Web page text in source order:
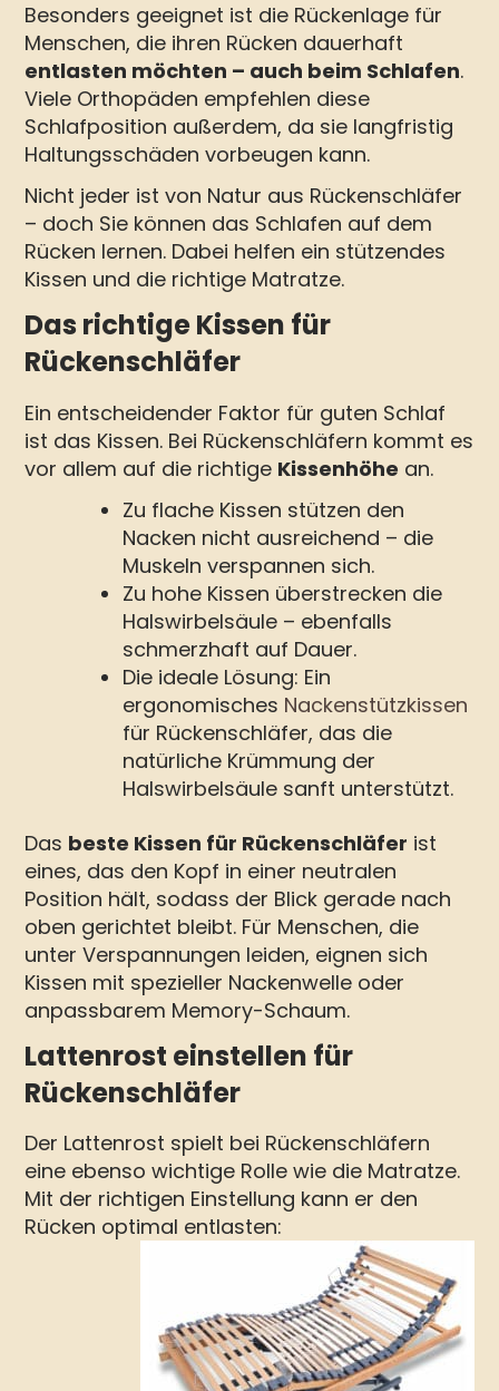
Besonders geeignet ist die Rückenlage für
Menschen, die ihren Rücken dauerhaft
entlasten möchten – auch beim Schlafen.
Viele Orthopäden empfehlen diese
Schlafposition außerdem, da sie langfristig
Haltungsschäden vorbeugen kann.
Nicht jeder ist von Natur aus Rückenschläfer
– doch Sie können das Schlafen auf dem
Rücken lernen. Dabei helfen ein stützendes
Kissen und die richtige Matratze.
Das richtige Kissen für
Rückenschläfer
Ein entscheidender Faktor für guten Schlaf
ist das Kissen. Bei Rückenschläfern kommt es
vor allem auf die richtige Kissenhöhe an.
Zu flache Kissen stützen den
Nacken nicht ausreichend – die
Muskeln verspannen sich.
Zu hohe Kissen überstrecken die
Halswirbelsäule – ebenfalls
schmerzhaft auf Dauer.
Die ideale Lösung: Ein
ergonomisches Nackenstützkissen
für Rückenschläfer, das die
natürliche Krümmung der
Halswirbelsäule sanft unterstützt.
Das beste Kissen für Rückenschläfer ist
eines, das den Kopf in einer neutralen
Position hält, sodass der Blick gerade nach
oben gerichtet bleibt. Für Menschen, die
unter Verspannungen leiden, eignen sich
Kissen mit spezieller Nackenwelle oder
anpassbarem Memory-Schaum.
Lattenrost einstellen für
Rückenschläfer
Der Lattenrost spielt bei Rückenschläfern
eine ebenso wichtige Rolle wie die Matratze.
Mit der richtigen Einstellung kann er den
Rücken optimal entlasten: